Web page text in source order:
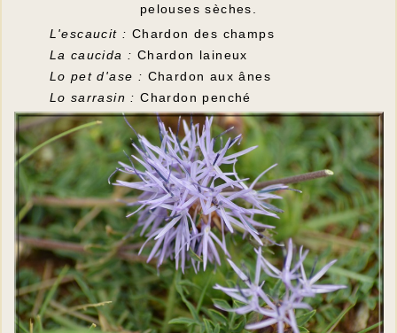
pelouses sèches.
L'escaucit : Chardon des champs
La caucida : Chardon laineux
Lo pet d'ase : Chardon aux ânes
Lo sarrasin : Chardon penché